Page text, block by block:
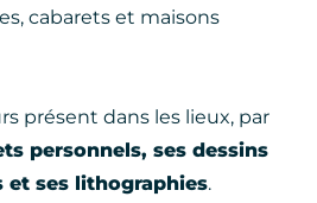
cabarets et maisons
présent dans les lieux, par
personnels, ses dessins
et ses lithographies.